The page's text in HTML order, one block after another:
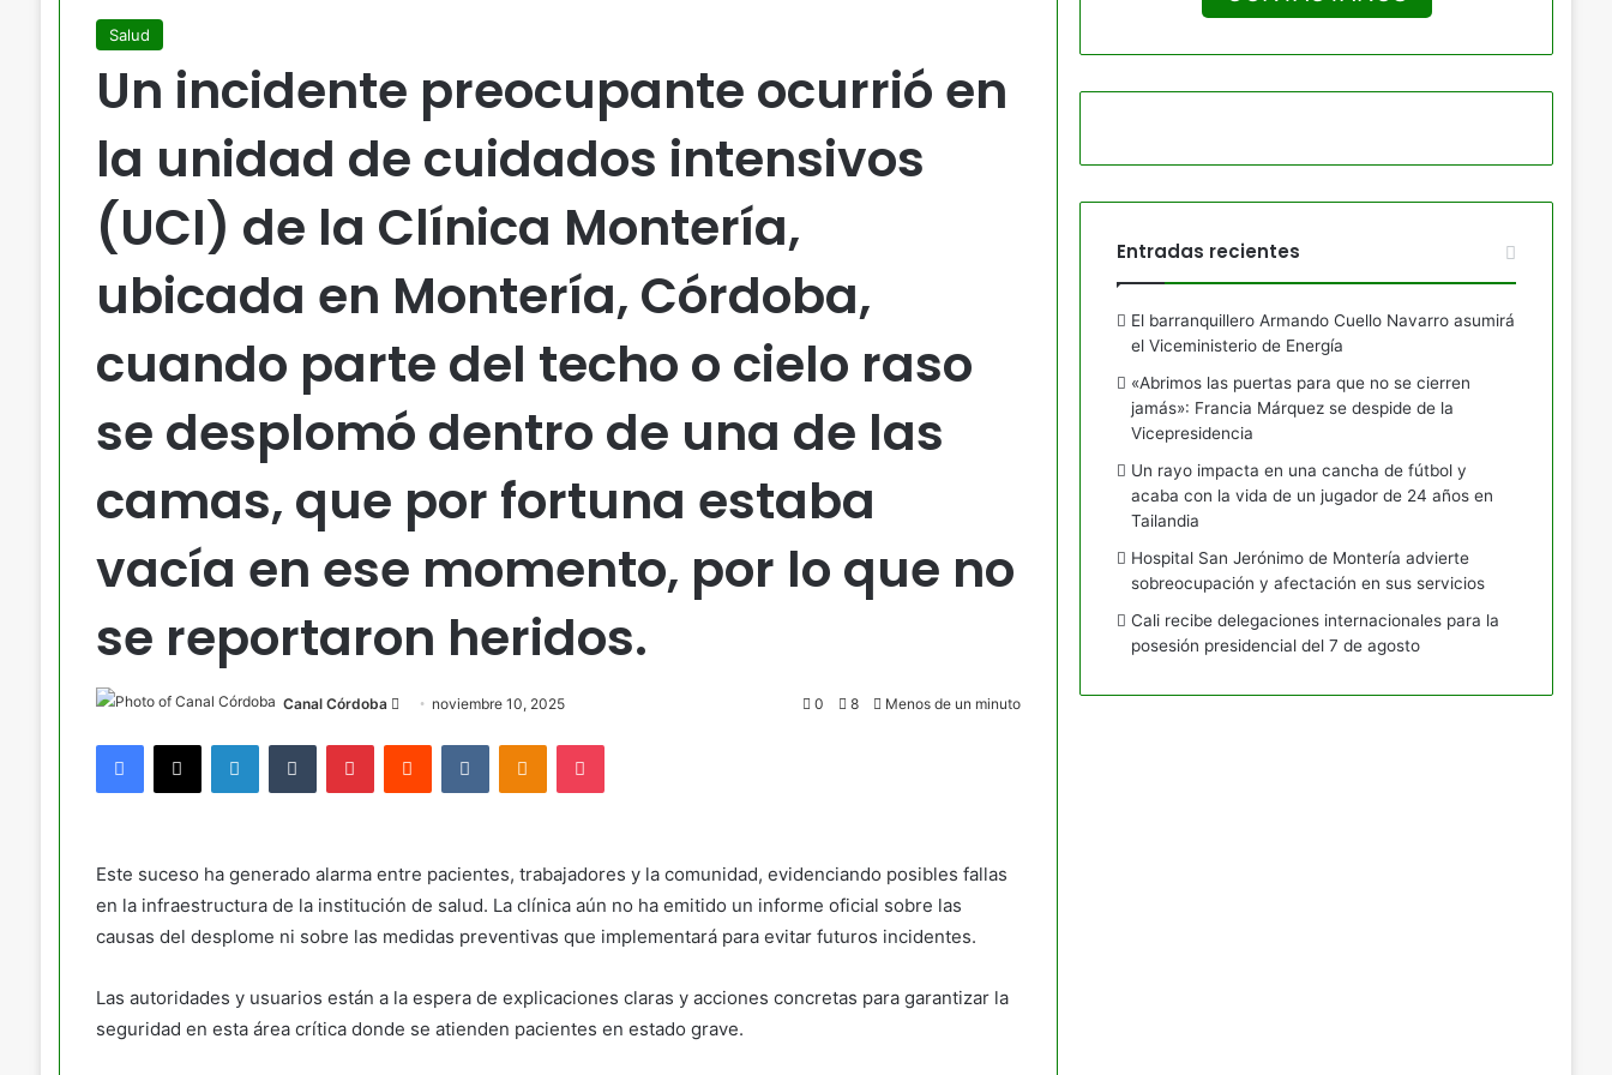
Salud
Un incidente preocupante ocurrió en
la unidad de cuidados intensivos
(UCI) de la Clínica Montería,
ubicada en Montería, Córdoba,
cuando parte del techo o cielo raso
se desplomó dentro de una de las
camas, que por fortuna estaba
vacía en ese momento, por lo que no
se reportaron heridos.
Canal Córdoba Send
email
noviembre 10, 2025 0 8 Menos de un minuto
Facebook
X LinkedInTumblr PinterestReddit VKontakteOdnoklassniki
Pocket
Este suceso ha generado alarma entre pacientes, trabajadores y la comunidad, evidenciando posibles fallas
en la infraestructura de la institución de salud. La clínica aún no ha emitido un informe oficial sobre las
causas del desplome ni sobre las medidas preventivas que implementará para evitar futuros incidentes.
Las autoridades y usuarios están a la espera de explicaciones claras y acciones concretas para garantizar la
seguridad en esta área crítica donde se atienden pacientes en estado grave.
Entradas recientes
El barranquillero Armando Cuello Navarro asumirá
el Viceministerio de Energía
«Abrimos las puertas para que no se cierren
jamás»: Francia Márquez se despide de la
Vicepresidencia
Un rayo impacta en una cancha de fútbol y
acaba con la vida de un jugador de 24 años en
Tailandia
Hospital San Jerónimo de Montería advierte
sobreocupación y afectación en sus servicios
Cali recibe delegaciones internacionales para la
posesión presidencial del 7 de agosto